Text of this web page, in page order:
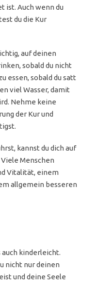
ist. Auch wenn du
du die Kur
auf deinen
sobald du nicht
essen, sobald du satt
viel Wasser, damit
Nehme keine
der Kur und
kannst du dich auf
Menschen
Vitalität, einem
allgemein besseren
kinderleicht.
nicht nur deinen
und deine Seele